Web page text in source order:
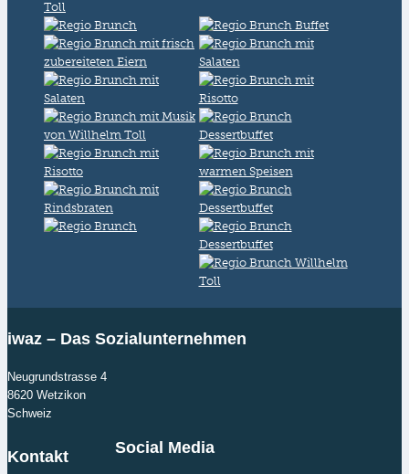
iwaz – Das Sozialunternehmen
Neugrundstrasse 4
8620 Wetzikon
Schweiz
Kontakt Social Media